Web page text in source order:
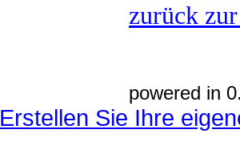
zurück
powered in
Erstellen Sie Ihre